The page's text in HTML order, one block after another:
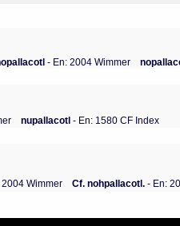
- En: 2004 Wimmer
nupallacotl - En: 1580 CF Index
2004 Wimmer Cf. nohpallacotl. - En: